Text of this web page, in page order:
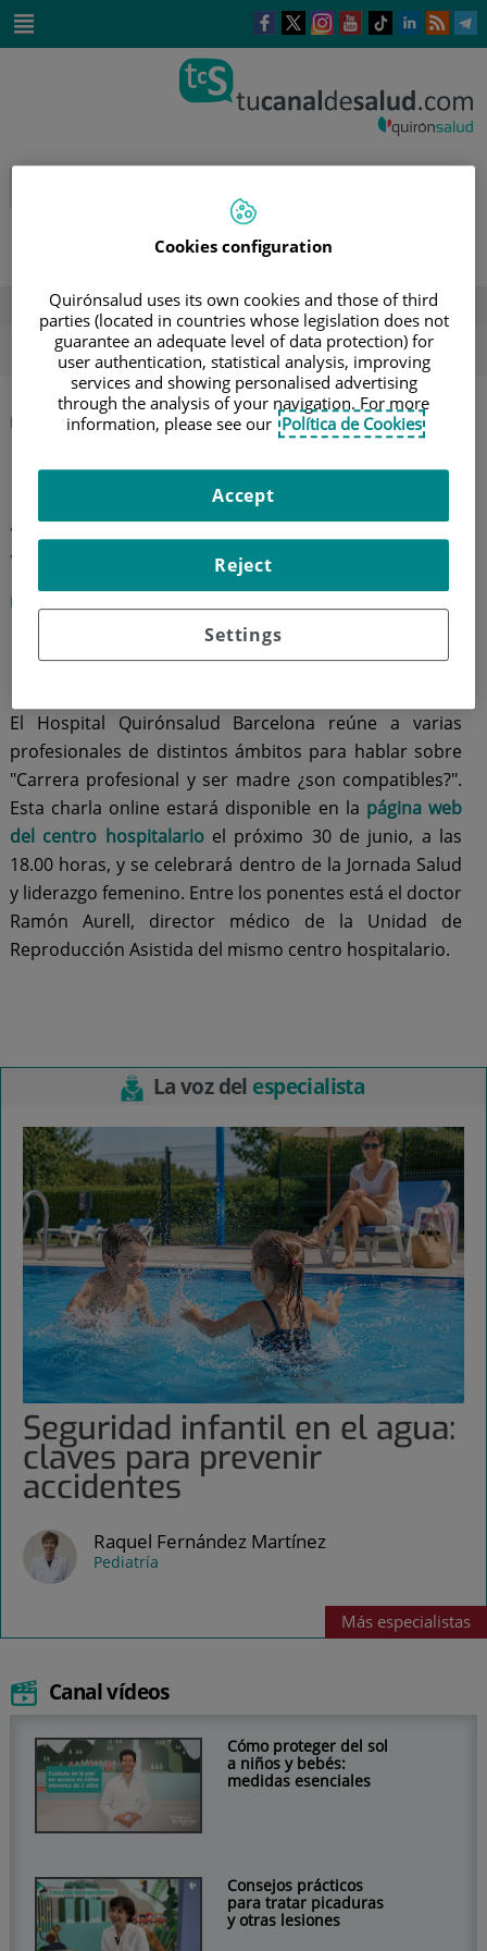
Este
enlace
se
ventana
nueva.
Este
enlace
se
una
ventana
nueva.
Este
enlace
se
una
ventana
nueva.
Este
enlace
se
una
ventana
nueva.
Enlace
una
Enlace
una
DESTACADOS
ola de calor verano sol
INICIO |AGENDA
Jornada salud y liderazgo
femenino
Hospital Quirónsalud Barcelona
30 de junio de 2020
El Hospital Quirónsalud Barcelona reúne a varias
profesionales de distintos ámbitos para hablar sobre
"Carrera profesional y ser madre ¿son compatibles?".
Esta charla online estará disponible en la página web
del centro hospitalarioel próximo 30 de junio, a las
18.00 horas, y se celebrará dentro de la Jornada Salud
y liderazgo femenino. Entre los ponentes está el doctor
Ramón Aurell, director médico de la Unidad de
Reproducción Asistida del mismo centro hospitalario.
La voz del especialista
Seguridad infantil en el agua:
claves para prevenir
accidentes
Raquel Fernández Martínez
Pediatría
Más especialistas
Canal vídeos
Cómo proteger del sol
a niños y bebés:
medidas esenciales
Consejos prácticos
para tratar picaduras
y otras lesiones
Cookies configuration
Quirónsalud uses its own cookies and those of third
parties (located in countries whose legislation does not
guarantee an adequate level of data protection) for
user authentication, statistical analysis, improving
services and showing personalised advertising
through the analysis of your navigation. For more
information, please see our Política de Cookies
Settings
Reject
Accept